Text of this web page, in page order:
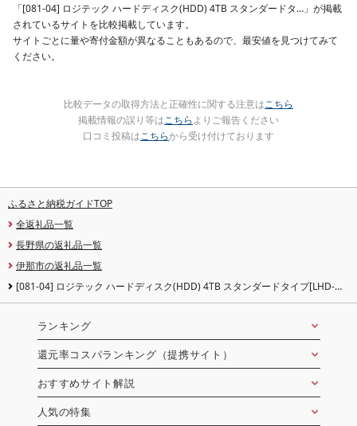
「[081-04] ロジテック ハードディスク(HDD) 4TB スタンダードタ…」が掲載
されているサイトを比較掲載しています。
サイトごとに量や寄付金額が異なることもあるので、最安値を見つけてみて
ください。
比較データの取得方法と正確性に関する注意はこちら
掲載情報の誤り等はこちらよりご報告ください
口コミ投稿はこちらから受け付けております
ふるさと納税ガイドTOP
全返礼品一覧
長野県の返礼品一覧
伊那市の返礼品一覧
[081-04] ロジテック ハードディスク(HDD) 4TB スタンダードタイプ[LHD-
ランキング
還元率コスパランキング（提携サイト）
おすすめサイト解説
人気の特集